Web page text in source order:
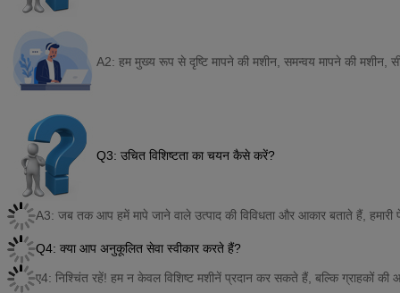
A2: हम मुख्य रूप से दृष्टि मापने की मशीन, समन्वय मापने की मशीन,
Q3: उचित विशिष्टता का चयन कैसे करें?
A3: जब तक आप हमें मापे जाने वाले उत्पाद की विविधता और आकार बताते हैं,
Q4: क्या आप अनुकूलित सेवा स्वीकार करते हैं?
ए4: निश्चिंत रहें! हम न केवल विशिष्ट मशीनें प्रदान कर सकते हैं, बल्कि ग्राहकों